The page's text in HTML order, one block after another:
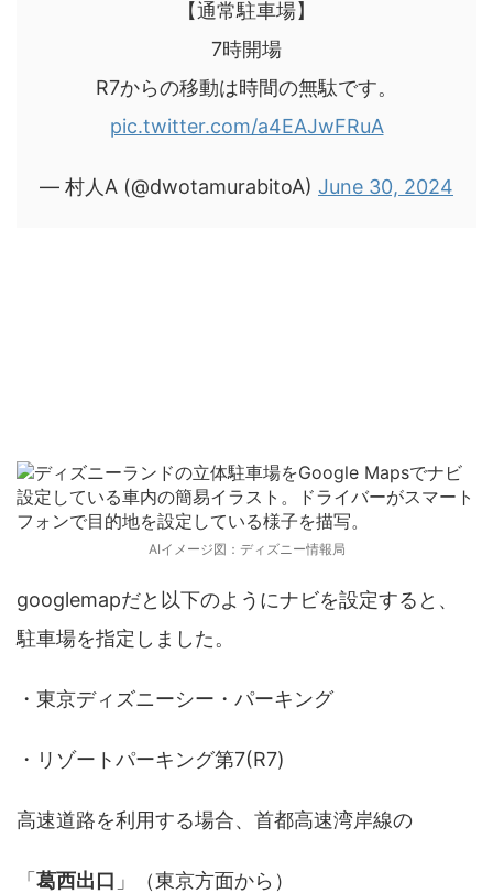
【通常駐車場】
7時開場
R7からの移動は時間の無駄です。
pic.twitter.com/a4EAJwFRuA
— 村人A (@dwotamurabitoA) June 30, 2024
AIイメージ図：ディズニー情報局
googlemapだと以下のようにナビを設定すると、
駐車場を指定しました。
・東京ディズニーシー・パーキング
・リゾートパーキング第7(R7)
高速道路を利用する場合、首都高速湾岸線の
「 葛西出口 」（東京方面から）